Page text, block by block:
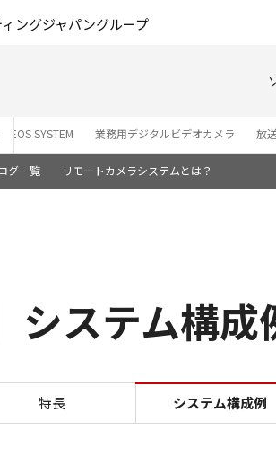
ングジャパングループ
EOS SYSTEM 業務用デジタルビデオカメラ 放
グ一覧 リモートカメラシステムとは？
システム構成
特長 システム構成例